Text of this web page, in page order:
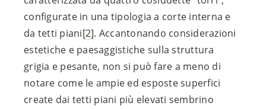
configurate in una tipologia a corte interna e
da tetti piani[2]. Accantonando considerazioni
estetiche e paesaggistiche sulla struttura
grigia e pesante, non si può fare a meno di
notare come le ampie ed esposte superfici
create dai tetti piani più elevati sembrino